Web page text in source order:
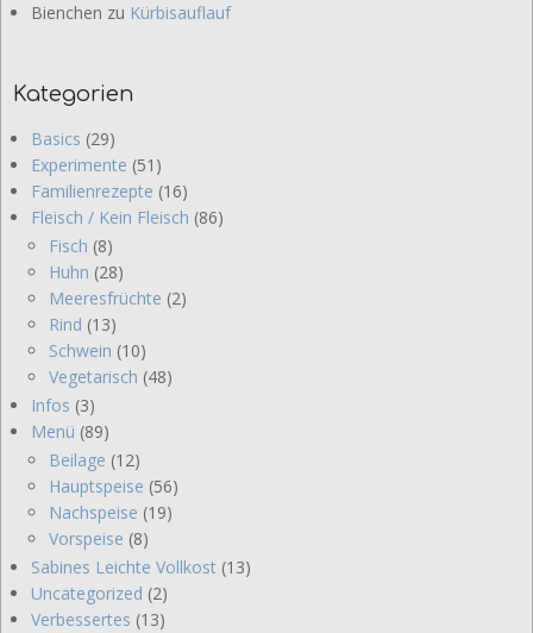
Bienchen zu Kürbisauflauf
Kategorien
Basics (29)
Experimente (51)
Familienrezepte (16)
Fleisch / Kein Fleisch (86)
Fisch (8)
Huhn (28)
Meeresfrüchte (2)
Rind (13)
Schwein (10)
Vegetarisch (48)
Infos (3)
Menü (89)
Beilage (12)
Hauptspeise (56)
Nachspeise (19)
Vorspeise (8)
Sabines Leichte Vollkost (13)
Uncategorized (2)
Verbessertes (13)